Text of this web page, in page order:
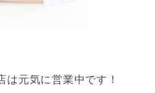
は元気に営業中です！